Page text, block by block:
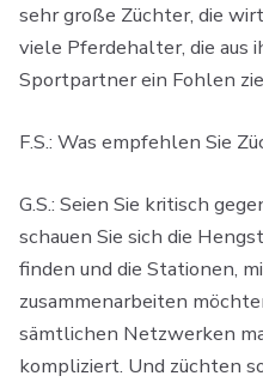
sehr große Züchter, die
viele Pferdehalter, die aus
Sportpartner ein Fohlen
F.S.: Was empfehlen Sie
G.S.: Seien Sie kritisch
schauen Sie sich die
finden und die Stationen,
zusammenarbeiten
sämtlichen Netzwerken
kompliziert. Und züchten